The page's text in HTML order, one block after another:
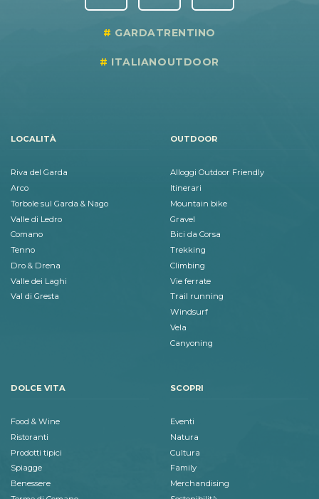
GARDATRENTINO
ITALIANOUTDOOR
LOCALITÀ
Riva del Garda
Arco
Torbole sul Garda & Nago
Valle di Ledro
Comano
Tenno
Dro & Drena
Valle dei Laghi
Val di Gresta
OUTDOOR
Alloggi Outdoor Friendly
Itinerari
Mountain bike
Gravel
Bici da Corsa
Trekking
Climbing
Vie ferrate
Trail running
Windsurf
Vela
Canyoning
DOLCE VITA
Food & Wine
Ristoranti
Prodotti tipici
Spiagge
Benessere
SCOPRI
Eventi
Natura
Cultura
Family
Merchandising